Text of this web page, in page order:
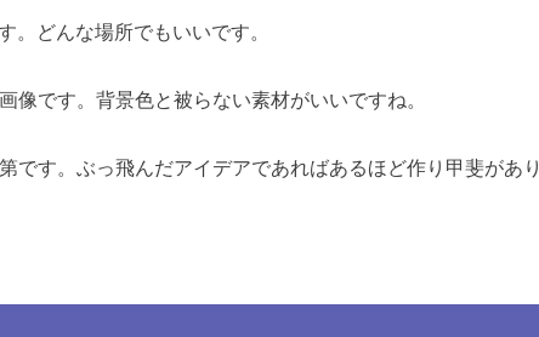
。どんな場所でもいいです。
像です。背景色と被らない素材がいいですね。
です。ぶっ飛んだアイデアであればあるほど作り甲斐があり